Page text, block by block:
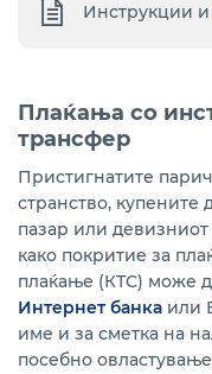
Инструкции и
Плаќања со
трансфер
Пристигнатите
странство, купените
пазар или
како покритие за
плаќање (КТС) може
Интернет банка или
име и за смeтка на
посебно